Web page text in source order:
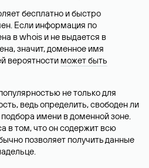
бесплатно и быстро
Если информация по
в whois и не выдается в
значит, доменное имя
вероятности может быть
не только для
ведь определить, свободен ли
имени в доменной зоне.
в том, что он содержит всю
позволяет получить данные